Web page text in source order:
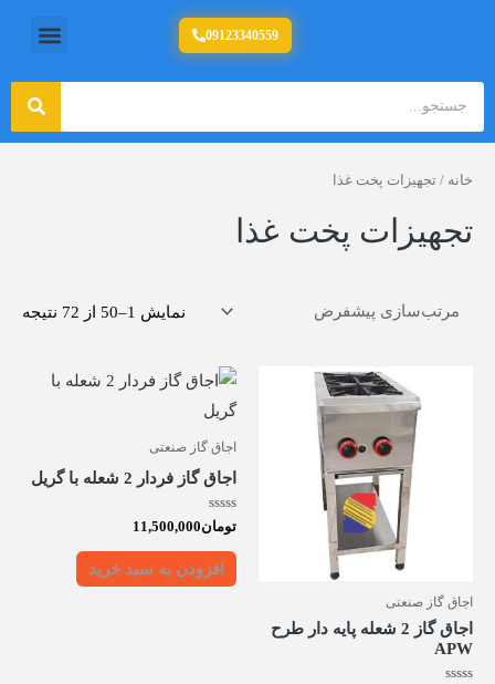
09123340559 منو
خانه / تجهیزات پخت غذا
تجهیزات پخت غذا
نمایش 1–50 از 72 نتیجه
اجاق گاز صنعتی
اجاق گاز 2 شعله پایه دار طرح
APW
اجاق گاز صنعتی
اجاق گاز فردار 2 شعله با گریل
امتیاز
0
از
تومان11,500,000
افزودن به سبد خرید